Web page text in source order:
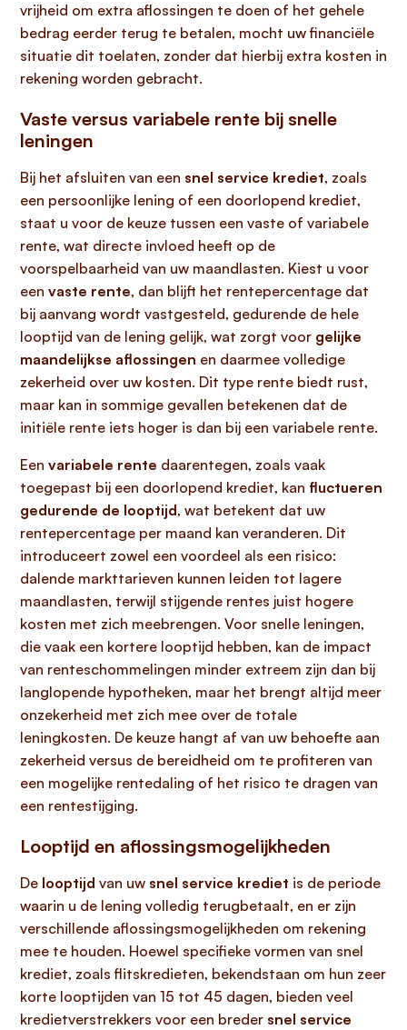
vrijheid om extra aflossingen te doen of het gehele
bedrag eerder terug te betalen, mocht uw financiële
situatie dit toelaten, zonder dat hierbij extra kosten in
rekening worden gebracht.
Vaste versus variabele rente bij snelle
leningen
Bij het afsluiten van een snel service krediet, zoals
een persoonlijke lening of een doorlopend krediet,
staat u voor de keuze tussen een vaste of variabele
rente, wat directe invloed heeft op de
voorspelbaarheid van uw maandlasten. Kiest u voor
een vaste rente, dan blijft het rentepercentage dat
bij aanvang wordt vastgesteld, gedurende de hele
looptijd van de lening gelijk, wat zorgt voor gelijke
maandelijkse aflossingen en daarmee volledige
zekerheid over uw kosten. Dit type rente biedt rust,
maar kan in sommige gevallen betekenen dat de
initiële rente iets hoger is dan bij een variabele rente.
Een variabele rente daarentegen, zoals vaak
toegepast bij een doorlopend krediet, kan fluctueren
gedurende de looptijd, wat betekent dat uw
rentepercentage per maand kan veranderen. Dit
introduceert zowel een voordeel als een risico:
dalende markttarieven kunnen leiden tot lagere
maandlasten, terwijl stijgende rentes juist hogere
kosten met zich meebrengen. Voor snelle leningen,
die vaak een kortere looptijd hebben, kan de impact
van renteschommelingen minder extreem zijn dan bij
langlopende hypotheken, maar het brengt altijd meer
onzekerheid met zich mee over de totale
leningkosten. De keuze hangt af van uw behoefte aan
zekerheid versus de bereidheid om te profiteren van
een mogelijke rentedaling of het risico te dragen van
een rentestijging.
Looptijd en aflossingsmogelijkheden
De looptijd van uw snel service krediet is de periode
waarin u de lening volledig terugbetaalt, en er zijn
verschillende aflossingsmogelijkheden om rekening
mee te houden. Hoewel specifieke vormen van snel
krediet, zoals flitskredieten, bekendstaan om hun zeer
korte looptijden van 15 tot 45 dagen, bieden veel
kredietverstrekkers voor een breder snel service